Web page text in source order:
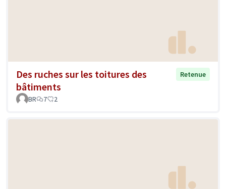
Des ruches sur les toitures des
bâtiments
Retenue
BR 7 2